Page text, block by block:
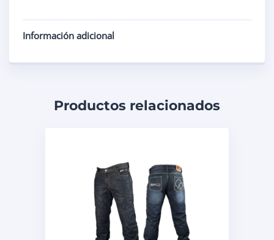
Información adicional
Productos relacionados